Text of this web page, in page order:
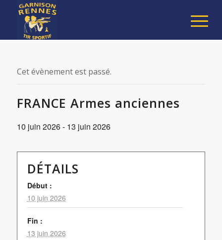
Cet évènement est passé.
FRANCE Armes anciennes
10 juin 2026- 13 juin 2026
DÉTAILS
Début :
10 juin 2026
Fin :
13 juin 2026